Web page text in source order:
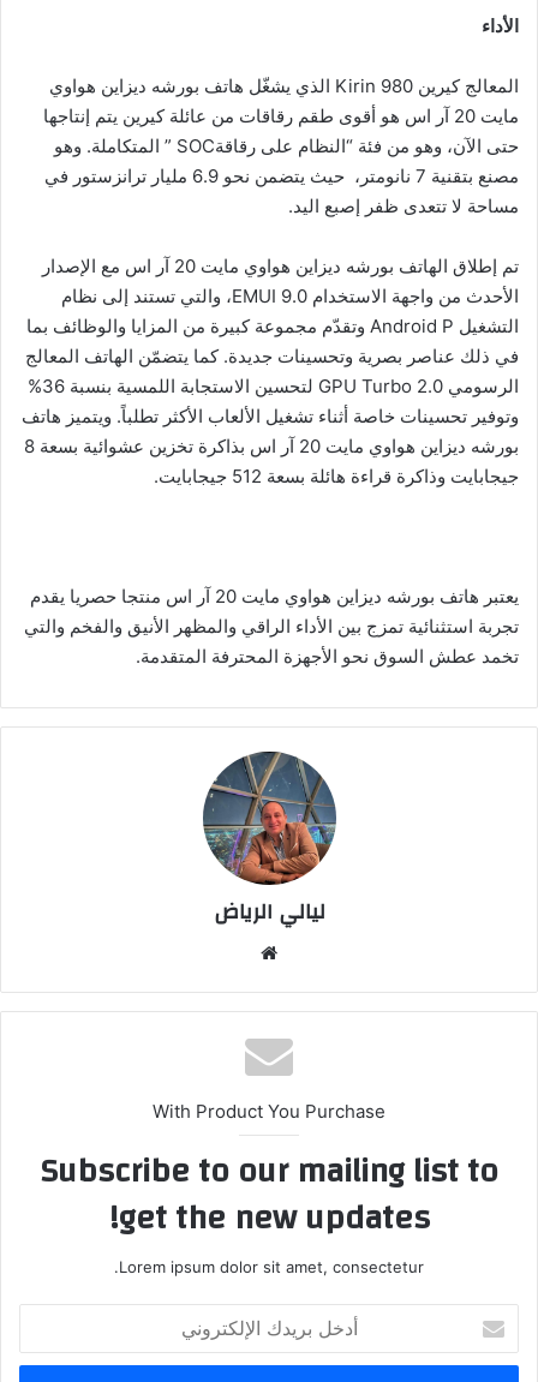
الأداء
المعالج كيرين Kirin 980 الذي يشغّل هاتف بورشه ديزاين هواوي
مايت 20 آر اس هو أقوى طقم رقاقات من عائلة كيرين يتم إنتاجها
حتى الآن، وهو من فئة “النظام على رقاقةSOC ” المتكاملة. وهو
مصنع بتقنية 7 نانومتر، حيث يتضمن نحو 6.9 مليار ترانزستور في
مساحة لا تتعدى ظفر إصبع اليد.
تم إطلاق الهاتف بورشه ديزاين هواوي مايت 20 آر اس مع الإصدار
الأحدث من واجهة الاستخدام EMUI 9.0، والتي تستند إلى نظام
التشغيل Android P وتقدّم مجموعة كبيرة من المزايا والوظائف بما
في ذلك عناصر بصرية وتحسينات جديدة. كما يتضمّن الهاتف المعالج
الرسومي GPU Turbo 2.0 لتحسين الاستجابة اللمسية بنسبة 36%
وتوفير تحسينات خاصة أثناء تشغيل الألعاب الأكثر تطلباً. ويتميز هاتف
بورشه ديزاين هواوي مايت 20 آر اس بذاكرة تخزين عشوائية بسعة 8
جيجابايت وذاكرة قراءة هائلة بسعة 512 جيجابايت.
يعتبر هاتف بورشه ديزاين هواوي مايت 20 آر اس منتجا حصريا يقدم
تجربة استثنائية تمزج بين الأداء الراقي والمظهر الأنيق والفخم والتي
تخمد عطش السوق نحو الأجهزة المحترفة المتقدمة.
ليالي الرياض
الوي
ب
With Product You Purchase
Subscribe to our mailing list to
get the new updates!
Lorem ipsum dolor sit amet, consectetur.
خ